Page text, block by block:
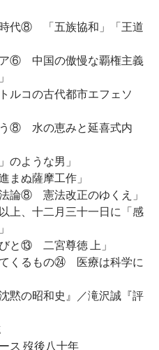
代⑧ 「五族協和」「王道
ア⑥ 中国の傲慢な覇権主義
コの古代都市エフェソ
う⑧ 水の恵みと延喜式内
ような男」
ぬ薩摩工作」
論⑧ 憲法改正のゆくえ」
上、十二月三十一日に「感
と⑬ 二宮尊徳 上」
くるもの㉔ 医療は科学に
黙の昭和史』／滝沢誠『評
歿後八十年